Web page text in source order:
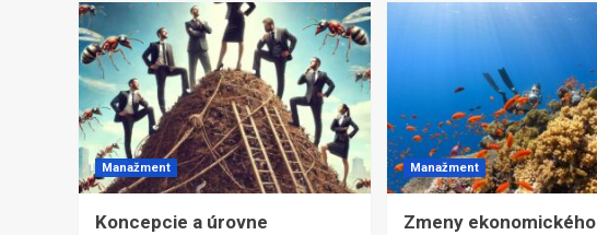
Manažment
Koncepcie a úrovne
Manažment
Zmeny ekonomického